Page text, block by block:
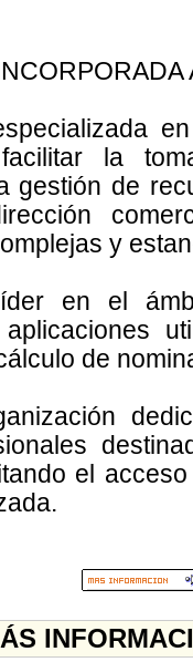
la
gestión de
y
en el
de
el